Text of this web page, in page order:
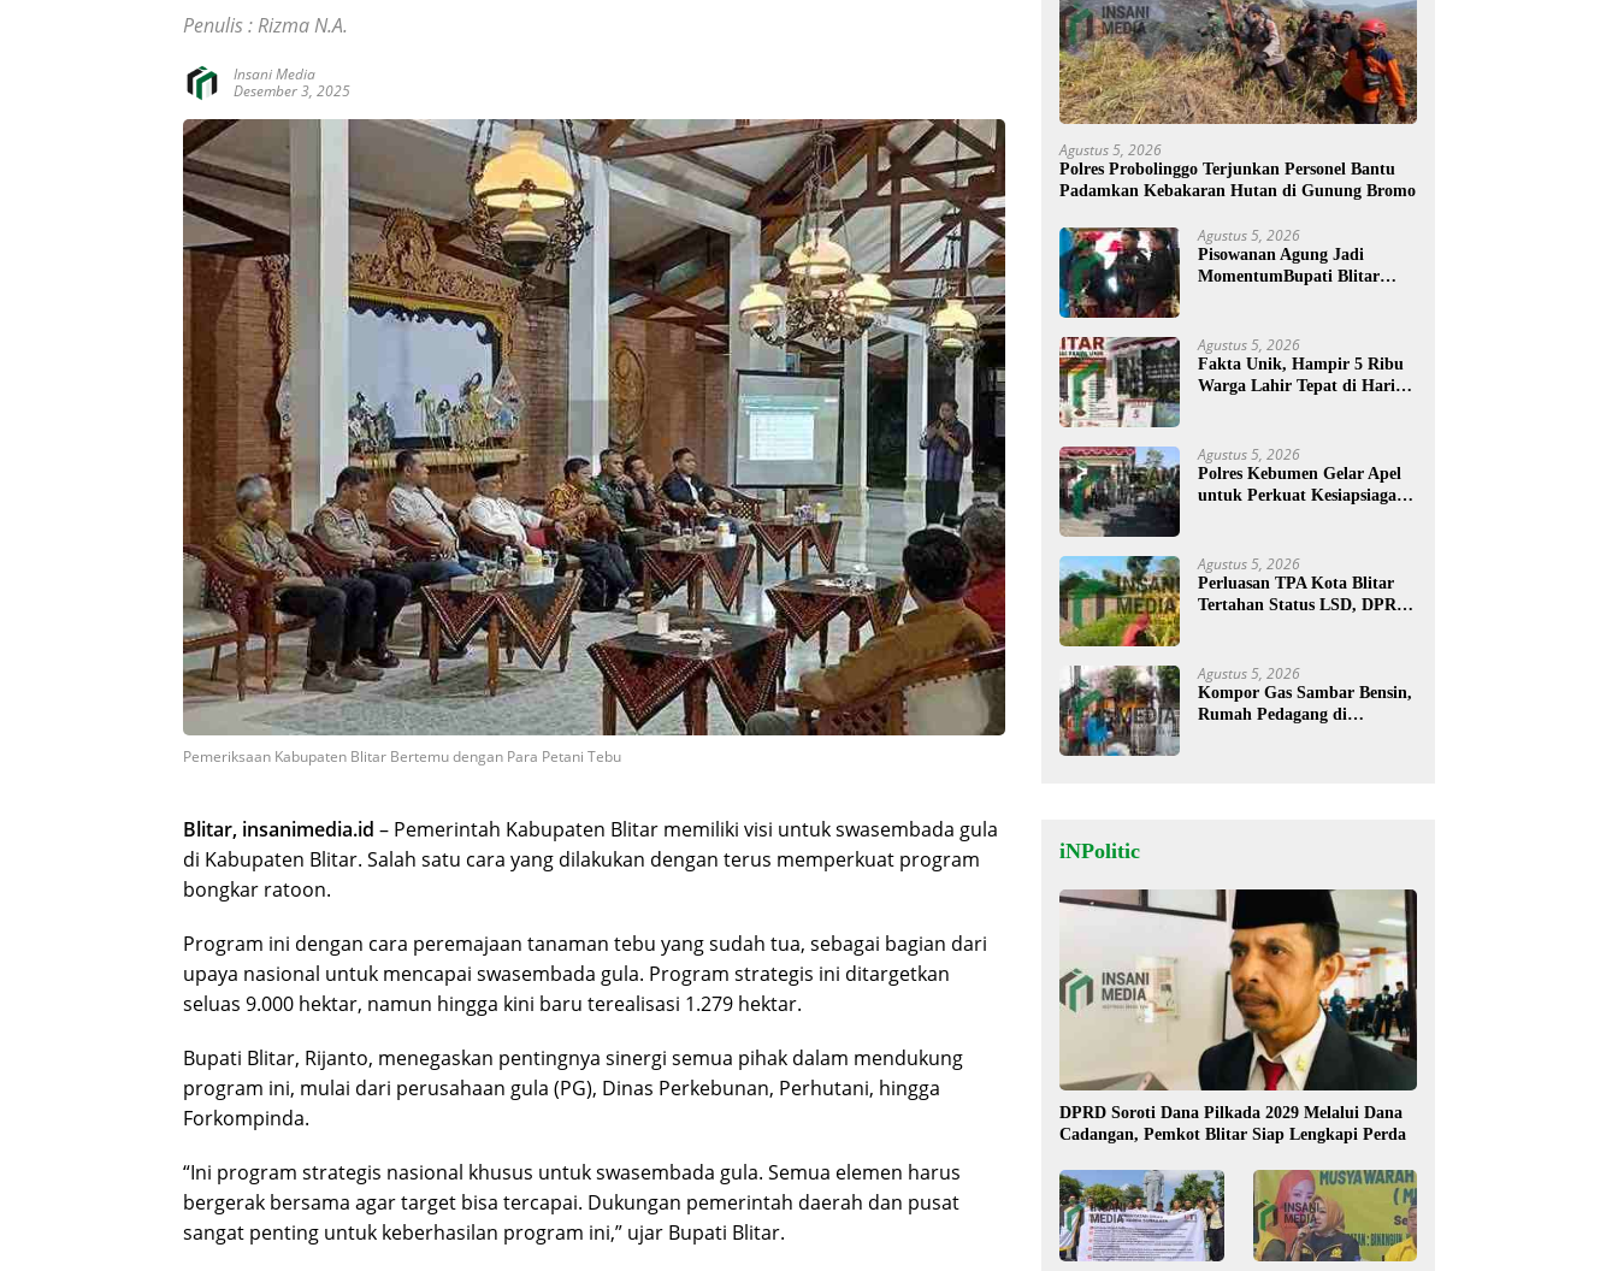
Penulis : Rizma N.A.
Insani Media
Desember 3, 2025
Pemeriksaan Kabupaten Blitar Bertemu dengan Para Petani Tebu
Blitar, insanimedia.id – Pemerintah Kabupaten Blitar memiliki visi untuk swasembada gula
di Kabupaten Blitar. Salah satu cara yang dilakukan dengan terus memperkuat program
bongkar ratoon.
Program ini dengan cara peremajaan tanaman tebu yang sudah tua, sebagai bagian dari
upaya nasional untuk mencapai swasembada gula. Program strategis ini ditargetkan
seluas 9.000 hektar, namun hingga kini baru terealisasi 1.279 hektar.
Bupati Blitar, Rijanto, menegaskan pentingnya sinergi semua pihak dalam mendukung
program ini, mulai dari perusahaan gula (PG), Dinas Perkebunan, Perhutani, hingga
Forkompinda.
“Ini program strategis nasional khusus untuk swasembada gula. Semua elemen harus
bergerak bersama agar target bisa tercapai. Dukungan pemerintah daerah dan pusat
sangat penting untuk keberhasilan program ini,” ujar Bupati Blitar.
Agustus 5, 2026
Polres Probolinggo Terjunkan Personel Bantu
Padamkan Kebakaran Hutan di Gunung Bromo
Agustus 5, 2026
Pisowanan Agung Jadi
MomentumBupati Blitar
Kesejahteraan Warga
Agustus 5, 2026
Fakta Unik, Hampir 5 Ribu
Warga Lahir Tepat di Hari
Agustus 5, 2026
Polres Kebumen Gelar Apel
untuk Perkuat Kesiapsiagaan
Agustus 5, 2026
Perluasan TPA Kota Blitar
Tertahan Status LSD, DPRD
Agustus 5, 2026
Kompor Gas Sambar Bensin,
Rumah Pedagang di
iNPolitic
DPRD Soroti Dana Pilkada 2029 Melalui Dana
Cadangan, Pemkot Blitar Siap Lengkapi Perda